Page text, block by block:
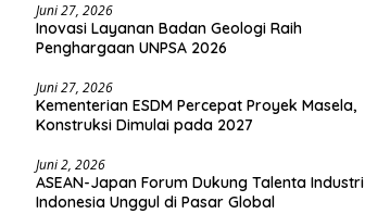
Juni 27, 2026
Inovasi Layanan Badan Geologi Raih
Penghargaan UNPSA 2026
Juni 27, 2026
Kementerian ESDM Percepat Proyek Masela,
Konstruksi Dimulai pada 2027
Juni 2, 2026
ASEAN-Japan Forum Dukung Talenta Industri
Indonesia Unggul di Pasar Global